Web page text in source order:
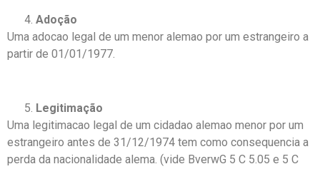
Adoção
Uma adocao legal de um menor alemao por um estrangeiro a
partir de 01/01/1977.
Legitimação
Uma legitimacao legal de um cidadao alemao menor por um
estrangeiro antes de 31/12/1974 tem como consequencia a
perda da nacionalidade alema. (vide BverwG 5 C 5.05 e 5 C